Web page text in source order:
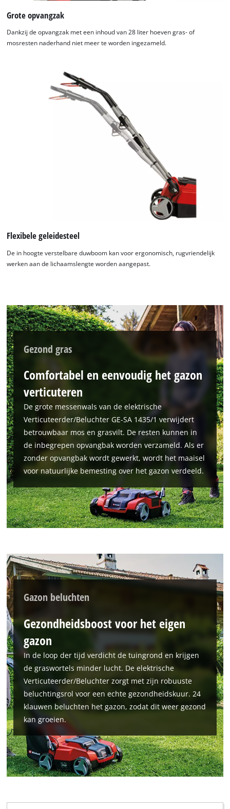
We hebben uw toestemming nodig om
de Google Maps dienst te laden!
to trackers that are not disclosed to the
visitor. The website owner needs to setup
the site with their CMP to add this content
to the list of technologies used.
Management Platform
Grote opvangzak
Dankzij de opvangzak met een inhoud van 28 liter hoeven gras- of
mosresten naderhand niet meer te worden ingezameld.
Flexibele geleidesteel
De in hoogte verstelbare duwboom kan voor ergonomisch, rugvriendelijk
werken aan de lichaamslengte worden aangepast.
Gezond gras
Comfortabel en eenvoudig het gazon
verticuteren
De grote messenwals van de elektrische
Verticuteerder/Beluchter GE-SA 1435/1 verwijdert
betrouwbaar mos en grasvilt. De resten kunnen in
de inbegrepen opvangbak worden verzameld. Als er
zonder opvangbak wordt gewerkt, wordt het maaisel
voor natuurlijke bemesting over het gazon verdeeld.
Gazon beluchten
Gezondheidsboost voor het eigen
gazon
In de loop der tijd verdicht de tuingrond en krijgen
de graswortels minder lucht. De elektrische
Verticuteerder/Beluchter zorgt met zijn robuuste
beluchtingsrol voor een echte gezondheidskuur. 24
klauwen beluchten het gazon, zodat dit weer gezond
kan groeien.